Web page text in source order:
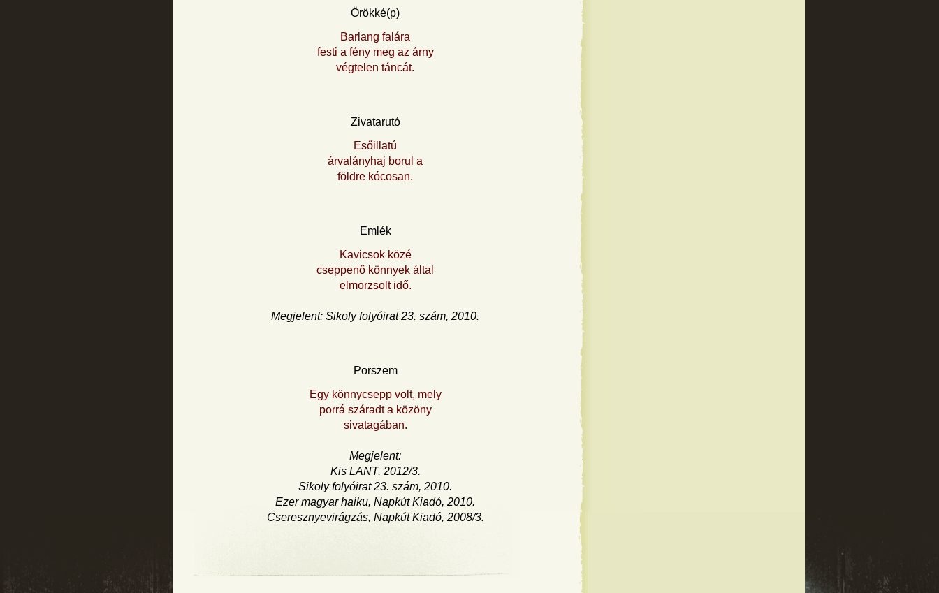
Örökké(p)
Barlang falára
festi a fény meg az árny
végtelen táncát.
Zivatarutó
Esőillatú
árvalányhaj borul a
földre kócosan.
Emlék
Kavicsok közé
cseppenő könnyek által
elmorzsolt idő.
Megjelent: Sikoly folyóirat 23. szám, 2010.
Porszem
Egy könnycsepp volt, mely
porrá száradt a közöny
sivatagában.
Megjelent:
Kis LANT, 2012/3.
Sikoly folyóirat 23. szám, 2010.
Ezer magyar haiku, Napkút Kiadó, 2010.
Cseresznyevirágzás, Napkút Kiadó, 2008/3.